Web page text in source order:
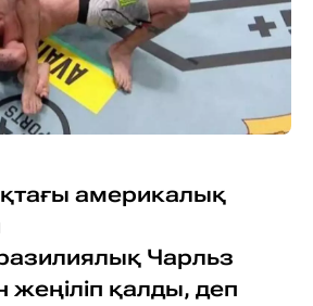
америкалық
Чарльз
жеңіліп қалды, деп